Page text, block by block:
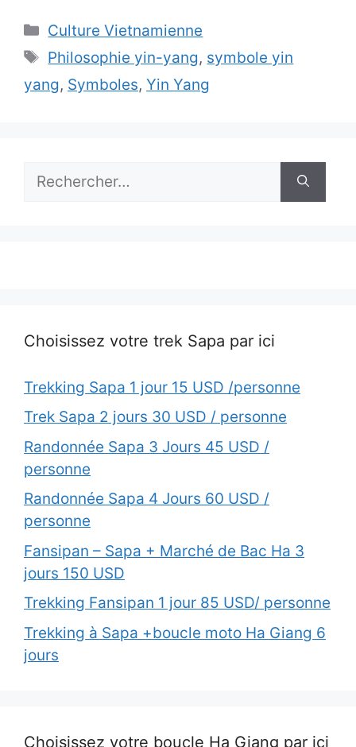
Catégories
Culture Vietnamienne
Étiquettes
Philosophie yin-yang, symbole yin
yang, Symboles, Yin Yang
Rechercher :
Choisissez votre trek Sapa par ici
Trekking Sapa 1 jour 15 USD /personne
Trek Sapa 2 jours 30 USD / personne
Randonnée Sapa 3 Jours 45 USD /
personne
Randonnée Sapa 4 Jours 60 USD /
personne
Fansipan – Sapa + Marché de Bac Ha 3
jours 150 USD
Trekking Fansipan 1 jour 85 USD/ personne
Trekking à Sapa +boucle moto Ha Giang 6
jours
Choisissez votre boucle Ha Giang par ici